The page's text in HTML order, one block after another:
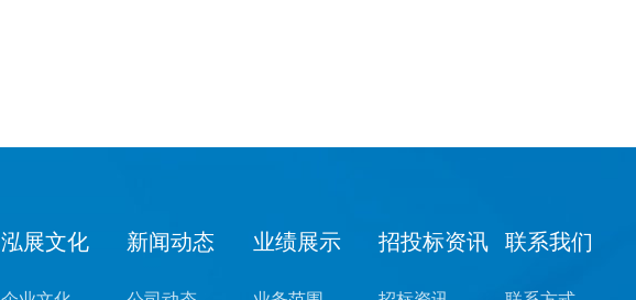
泓展文化 新闻动态 业绩展示 招投标资讯 联系我们